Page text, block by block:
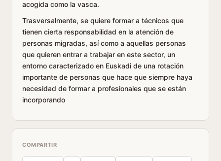
acogida como la vasca.
Trasversalmente, se quiere formar a técnicos que
tienen cierta responsabilidad en la atención de
personas migradas, así como a aquellas personas
que quieren entrar a trabajar en este sector, un
entorno caracterizado en Euskadi de una rotación
importante de personas que hace que siempre haya
necesidad de formar a profesionales que se están
incorporando
COMPARTIR